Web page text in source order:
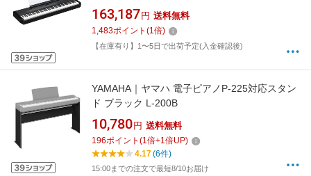
525B [88鍵盤]
163,187 円 送料無料
1,483ポイント (1倍)
【在庫有り】1〜5日で出荷予定(入金確認後)
YAMAHA｜ヤマハ 電子ピアノP-225対応スタン
ド ブラック L-200B
10,780 円 送料無料
196ポイント (1倍+1倍UP)
4.17(6件)
15:00までの注文で最短8/10お届け